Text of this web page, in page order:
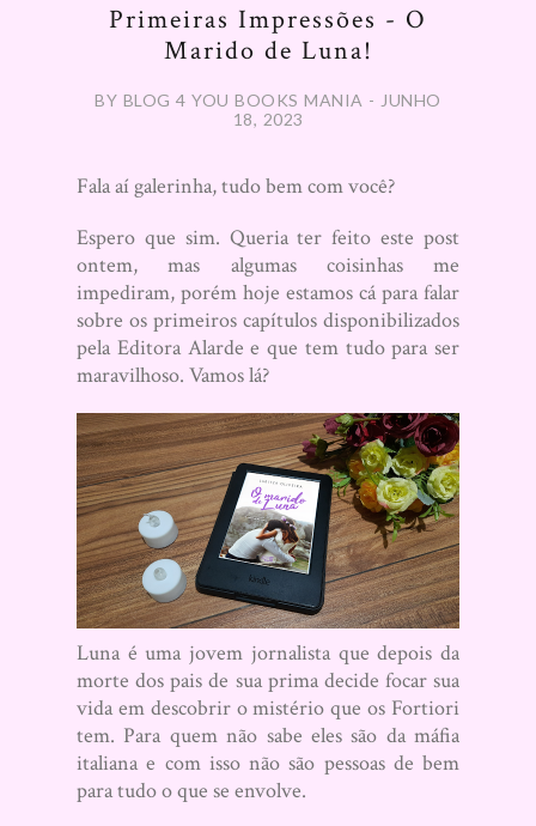
Primeiras Impressões - O
Marido de Luna!
BY BLOG 4 YOU BOOKS MANIA - JUNHO
18, 2023
Fala aí galerinha, tudo bem com você?
Espero que sim. Queria ter feito este post
ontem, mas algumas coisinhas me
impediram, porém hoje estamos cá para falar
sobre os primeiros capítulos disponibilizados
pela Editora Alarde e que tem tudo para ser
maravilhoso. Vamos lá?
Luna é uma jovem jornalista que depois da
morte dos pais de sua prima decide focar sua
vida em descobrir o mistério que os Fortiori
tem. Para quem não sabe eles são da máfia
italiana e com isso não são pessoas de bem
para tudo o que se envolve.